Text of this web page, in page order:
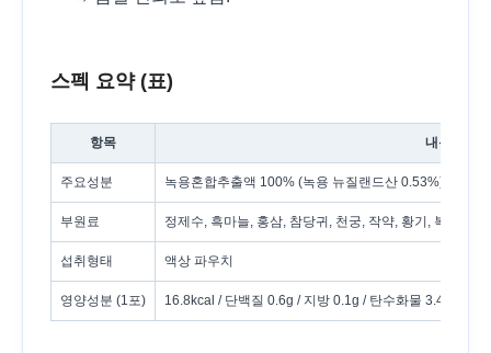
스펙 요약 (표)
항목 내용
주요성분 녹용혼합추출액 100% (녹용 뉴질랜드산 0.53%)
부원료 정제수, 흑마늘, 홍삼, 참당귀, 천궁, 작약, 황기, 복령, 동
섭취형태 액상 파우치
영양성분 (1포) 16.8kcal / 단백질 0.6g / 지방 0.1g / 탄수화물 3.4g / 당